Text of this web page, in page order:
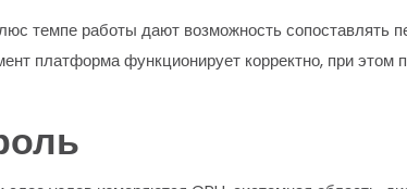
темпе работы дают возможность сопоставлять
платформа функционирует корректно, при этом